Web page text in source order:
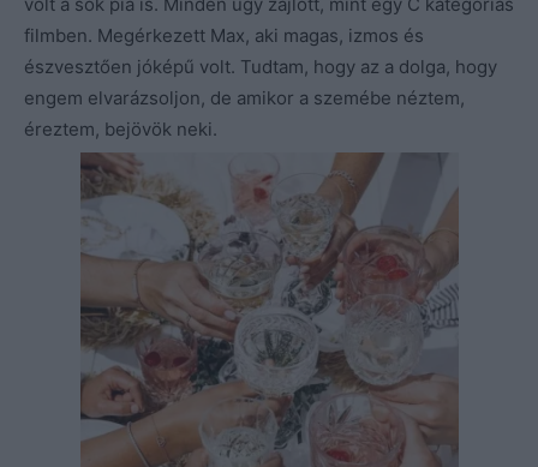
filmben. Megérkezett Max, aki magas, izmos és
észvesztően jóképű volt. Tudtam, hogy az a dolga, hogy
engem elvarázsoljon, de amikor a szemébe néztem,
éreztem, bejövök neki.